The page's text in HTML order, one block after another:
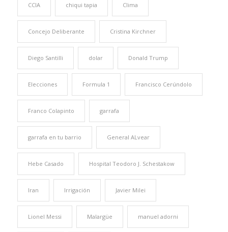
CCIA chiqui tapia Clima
Concejo Deliberante Cristina Kirchner
Diego Santilli dolar Donald Trump
Elecciones Formula 1 Francisco Cerúndolo
Franco Colapinto garrafa
garrafa en tu barrio General ALvear
Hebe Casado Hospital Teodoro J. Schestakow
Iran Irrigación Javier Milei
Lionel Messi Malargüe manuel adorni